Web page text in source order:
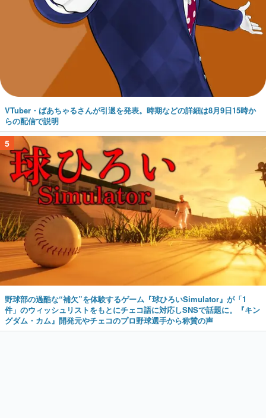
VTuber・ばあちゃるさんが引退を発表。時期などの詳細は8月9日15時か
らの配信で説明
5
野球部の過酷な“補欠”を体験するゲーム『球ひろいSimulator』が「1
件」のウィッシュリストをもとにチェコ語に対応しSNSで話題に。『キン
グダム・カム』開発元やチェコのプロ野球選手から称賛の声